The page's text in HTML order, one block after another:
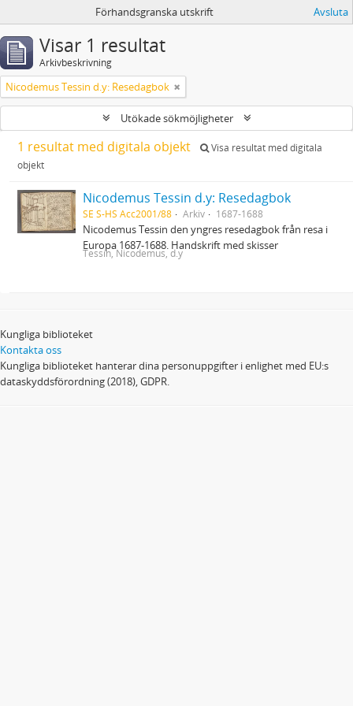
Förhandsgranska utskrift Avsluta
Visar 1 resultat
Arkivbeskrivning
Nicodemus Tessin d.y: Resedagbok
Utökade sökmöjligheter
1 resultat med digitala objekt
Visa resultat med digitala
objekt
Nicodemus Tessin d.y: Resedagbok
SE S-HS Acc2001/88 Arkiv 1687-1688
Nicodemus Tessin den yngres resedagbok från resa i
Europa 1687-1688. Handskrift med skisser
Tessin, Nicodemus, d.y
Kungliga biblioteket
Kontakta oss
Kungliga biblioteket hanterar dina personuppgifter i enlighet med EU:s
dataskyddsförordning (2018), GDPR.